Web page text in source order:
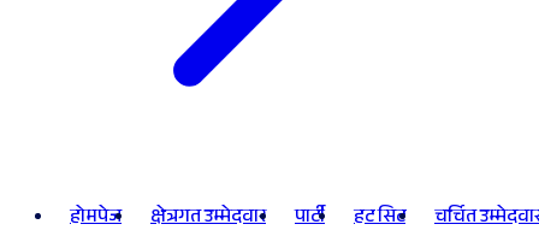
होमपेज क्षेत्रगत उम्मेदवार पार्टी हट सिट चर्चित